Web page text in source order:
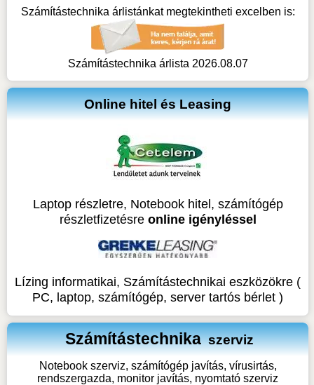
Számítástechnika árlistánkat megtekintheti excelben is:
Számítástechnika árlista 2026.08.07
Online hitel és Leasing
Laptop részletre, Notebook hitel, számítógép
részletfizetésre online igényléssel
Lízing informatikai, Számítástechnikai eszközökre (
PC, laptop, számítógép, server tartós bérlet )
Számítástechnika szerviz
Notebook szerviz, számítógép javítás, vírusirtás,
rendszergazda, monitor javítás, nyomtató szerviz